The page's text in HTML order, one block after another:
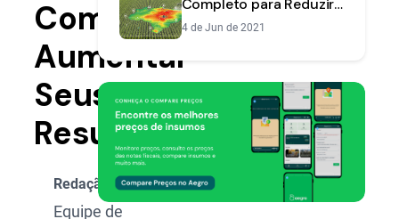
Como
Aumentar
Seus
Resultados
Redação Aegro
Equipe de
Completo para Reduzir
Custos e Proteger sua
Lavoura
4 de Jun de 2021